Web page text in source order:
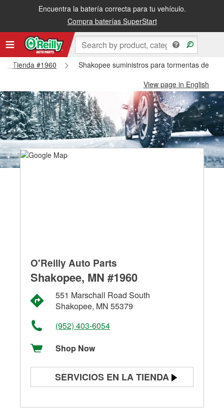
Encuentra la batería correcta para tu vehículo.
Compra baterías SuperStart
Tienda #1960
Shakopee suministros para tormentas de
View page in English
O'Reilly Auto Parts
Shakopee, MN #1960
551 Marschall Road South
Shakopee, MN 55379
(952) 403-6054
Shop Now
SERVICIOS EN LA TIENDA